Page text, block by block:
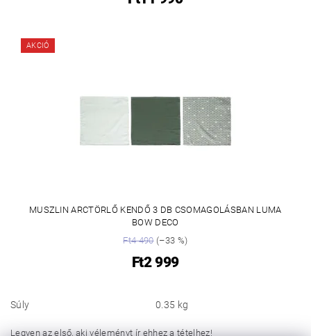
AKCIÓ
MUSZLIN ARCTÖRLŐ KENDŐ 3 DB CSOMAGOLÁSBAN LUMA
BOW DECO
Ft4 490(–33 %)
Ft2 999
Súly 0.35 kg
Legyen az első, aki véleményt ír ehhez a tételhez!